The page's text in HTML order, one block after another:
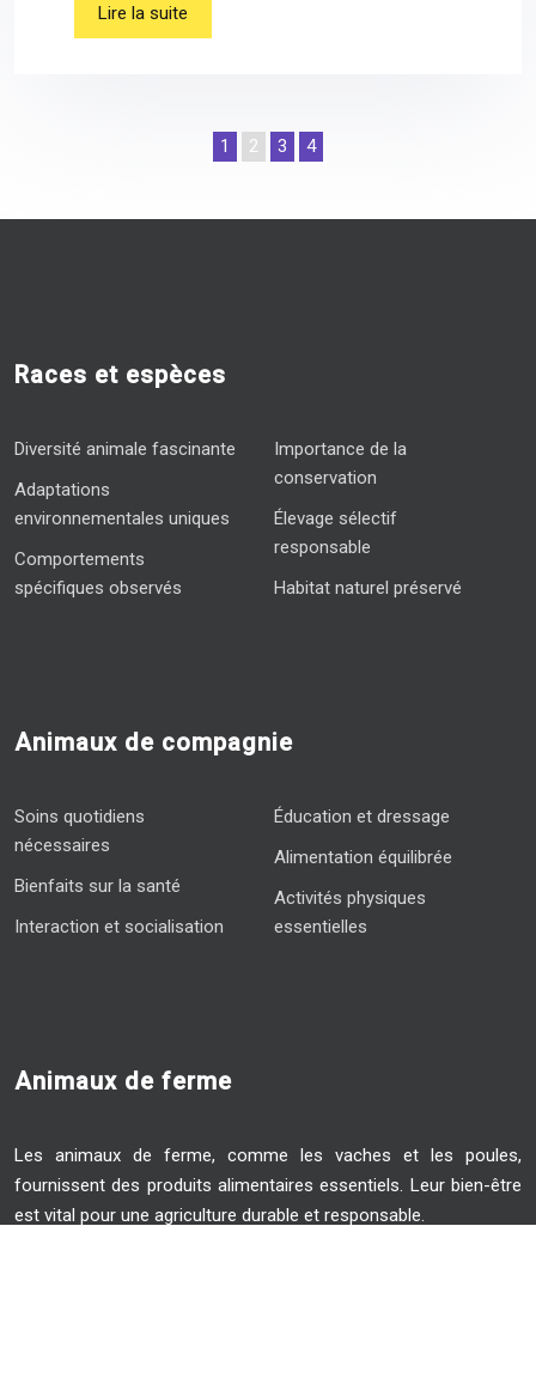
Lire la suite
1 2 3 4
Races et espèces
Diversité animale fascinante
Adaptations
environnementales uniques
Comportements
spécifiques observés
Importance de la
conservation
Élevage sélectif
responsable
Habitat naturel préservé
Animaux de compagnie
Soins quotidiens
nécessaires
Bienfaits sur la santé
Interaction et socialisation
Éducation et dressage
Alimentation équilibrée
Activités physiques
essentielles
Animaux de ferme
Les animaux de ferme, comme les vaches et les poules,
fournissent des produits alimentaires essentiels. Leur bien-être
est vital pour une agriculture durable et responsable.